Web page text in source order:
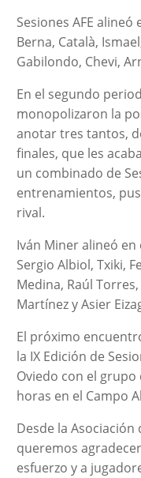
Sesiones AFE
Berna, Català,
Gabilondo, Chevi,
En el segundo
monopolizaron la
anotar tres tantos,
finales, que les
un combinado de
entrenamientos,
rival.
Iván Miner alineó
Sergio Albiol, Txiki,
Medina, Raúl
Martínez y Asier
El próximo
la IX Edición de
Oviedo con el
horas en el Campo
Desde la Asociación
queremos
esfuerzo y a